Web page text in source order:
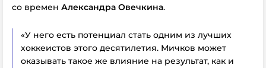
со времен Александра Овечкина.
«У него есть потенциал стать одним из лучших
хоккеистов этого десятилетия. Мичков может
оказывать такое же влияние на результат, как и